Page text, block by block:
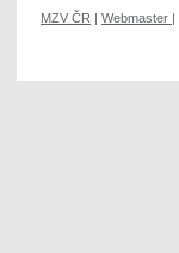
MZV ČR Webmaster